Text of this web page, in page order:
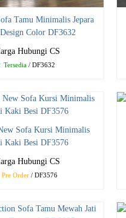
Tamu Minimalis Jepara
Color DF3632
Hubungi CS
Tersedia / DF3632
Sofa Kursi Minimalis
Kaki Besi DF3576
Hubungi CS
Pre Order/ DF3576